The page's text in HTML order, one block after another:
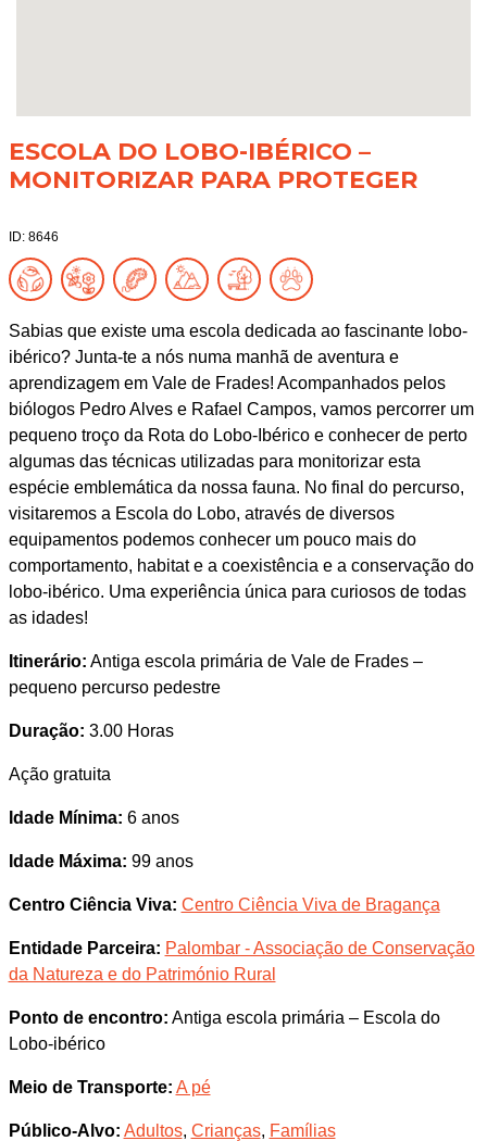
ESCOLA DO LOBO-IBÉRICO –
MONITORIZAR PARA PROTEGER
ID: 8646
Sabias que existe uma escola dedicada ao fascinante lobo-
ibérico? Junta-te a nós numa manhã de aventura e
aprendizagem em Vale de Frades! Acompanhados pelos
biólogos Pedro Alves e Rafael Campos, vamos percorrer um
pequeno troço da Rota do Lobo-Ibérico e conhecer de perto
algumas das técnicas utilizadas para monitorizar esta
espécie emblemática da nossa fauna. No final do percurso,
visitaremos a Escola do Lobo, através de diversos
equipamentos podemos conhecer um pouco mais do
comportamento, habitat e a coexistência e a conservação do
lobo-ibérico. Uma experiência única para curiosos de todas
as idades!
Itinerário: Antiga escola primária de Vale de Frades –
pequeno percurso pedestre
Duração: 3.00 Horas
Ação gratuita
Idade Mínima: 6 anos
Idade Máxima: 99 anos
Centro Ciência Viva: Centro Ciência Viva de Bragança
Entidade Parceira: Palombar - Associação de Conservação
da Natureza e do Património Rural
Ponto de encontro: Antiga escola primária – Escola do
Lobo-ibérico
Meio de Transporte: A pé
Público-Alvo: Adultos, Crianças, Famílias